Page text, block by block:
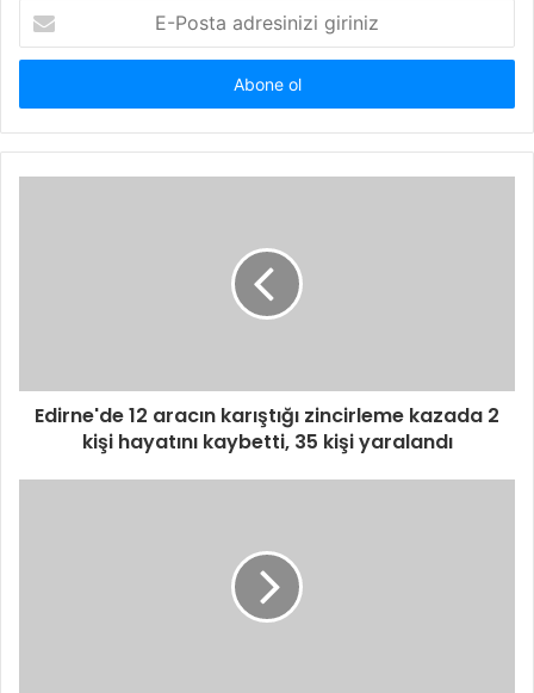
Posta
adresinizi
Edirne'de 12 aracın karıştığı zincirleme kazada 2
kişi hayatını kaybetti, 35 kişi yaralandı